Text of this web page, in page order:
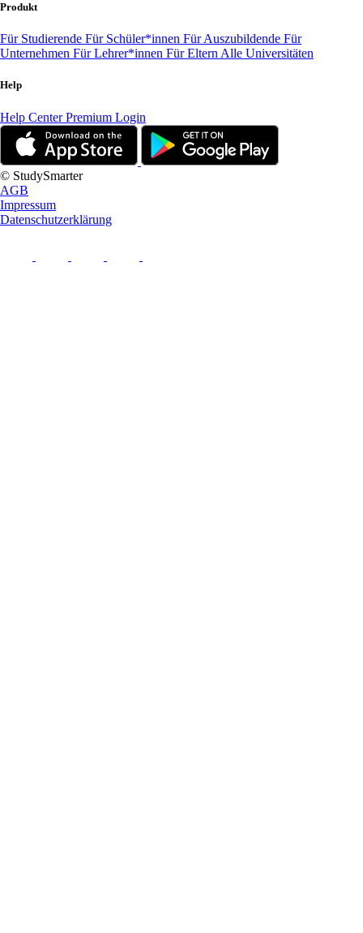
Produkt
Für Studierende Für Schüler*innen Für Auszubildende Für
Unternehmen Für Lehrer*innen Für Eltern Alle Universitäten
Help
Help CenterPremium Login
© StudySmarter
AGB
Impressum
Datenschutzerklärung